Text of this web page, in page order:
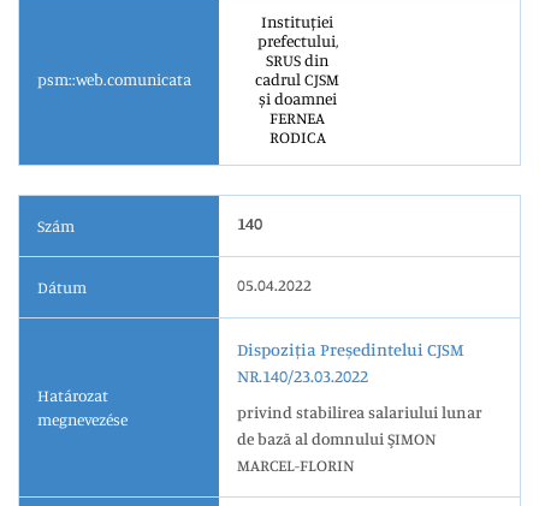
psm::web.comunicata
Instituției
prefectului,
SRUS din
cadrul CJSM
și doamnei
FERNEA
RODICA
Szám 140
Dátum 05.04.2022
Határozat
megnevezése
Dispoziția Președintelui CJSM
NR.140/23.03.2022
privind stabilirea salariului lunar
de bază al domnului ŞIMON
MARCEL-FLORIN